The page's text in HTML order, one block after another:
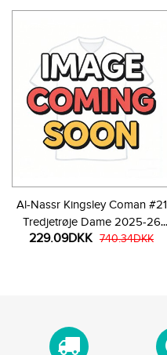
Al-Nassr Kingsley Coman #21
Tredjetrøje Dame 2025-26
Kortærmet
229.09DKK 740.34DKK